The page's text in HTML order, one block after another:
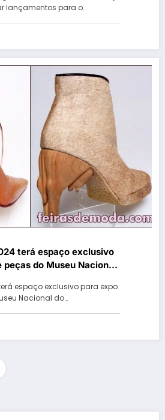
lançamentos para o…
terá espaço exclusivo
peças do Museu Nacional
espaço exclusivo para expo
Nacional do…